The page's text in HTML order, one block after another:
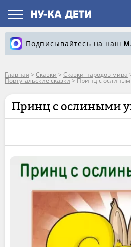
Подписывайтесь на наш
Главная > Сказки > Сказки народов мира
Португальские сказки>Принц с
Принц с ослиными